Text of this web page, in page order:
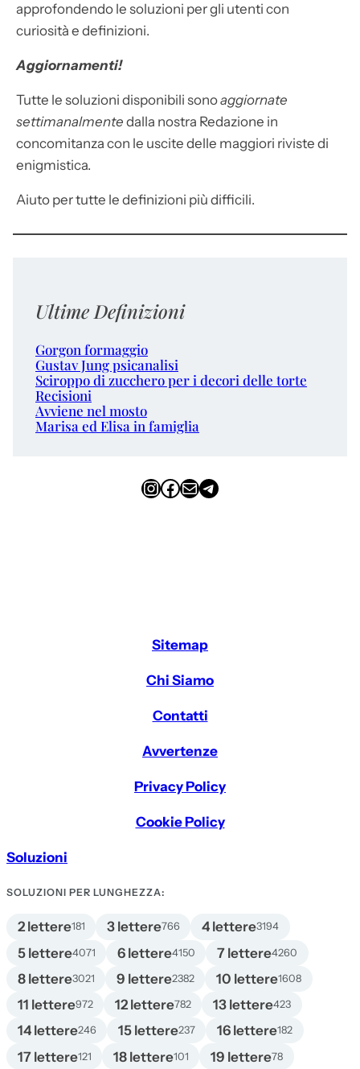
approfondendo le soluzioni per gli utenti con
curiosità e definizioni.
Aggiornamenti!
Tutte le soluzioni disponibili sonoaggiornate
settimanalmente dalla nostra Redazione in
concomitanza con le uscite delle maggiori riviste di
enigmistica.
Aiuto per tutte le definizioni più difficili.
Ultime Definizioni
Gorgon formaggio
Gustav Jung psicanalisi
Sciroppo di zucchero per i decori delle torte
Recisioni
Avviene nel mosto
Marisa ed Elisa in famiglia
InstagramFacebook Email Telegram
Sitemap
Chi Siamo
Contatti
Avvertenze
Privacy Policy
Cookie Policy
Soluzioni
SOLUZIONI PER LUNGHEZZA:
2 lettere181 3 lettere766 4 lettere3194
5 lettere4071 6 lettere4150 7 lettere4260
8 lettere3021 9 lettere2382 10 lettere1608
11 lettere972 12 lettere782 13 lettere423
14 lettere246 15 lettere237 16 lettere182
17 lettere121 18 lettere101 19 lettere78